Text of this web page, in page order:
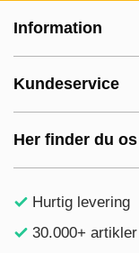
Information
Kundeservice
Her finder du os
Hurtig levering
30.000+ artikler